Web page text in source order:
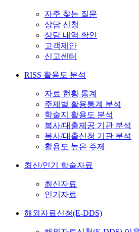
자주 찾는 질문
상담 신청
상담 내역 확인
고객제안
신고센터
RISS 활용도 분석
자료 현황 통계
주제별 활용통계 분석
학술지 활용도 분석
복사/대출제공 기관 분석
복사/대출신청 기관 분석
활용도 높은 주제
최신/인기 학술자료
최신자료
인기자료
해외자료신청(E-DDS)